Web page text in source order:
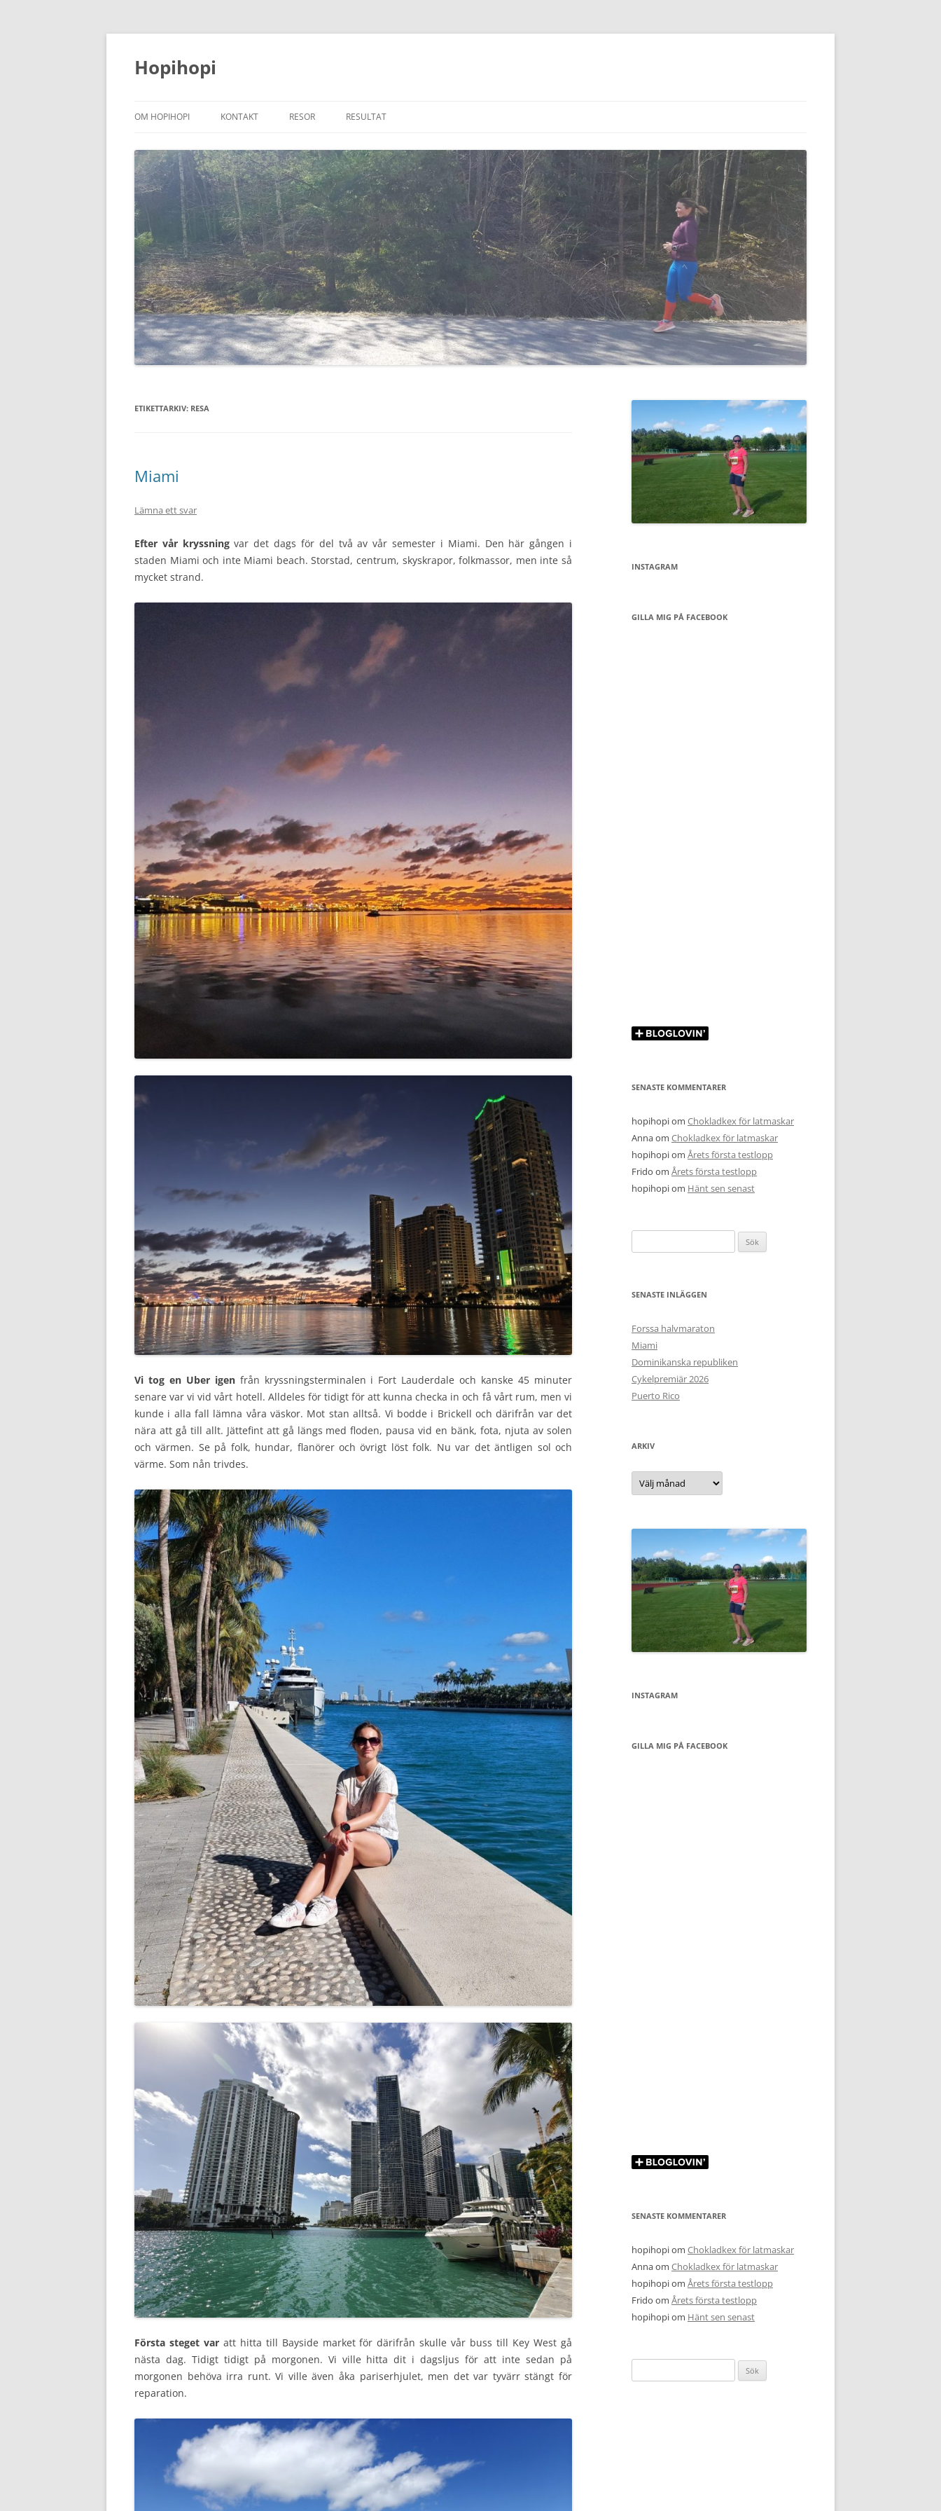
Hoppa
Hopihopi
OM HOPIHOPI KONTAKT RESOR RESULTAT
ETIKETTARKIV: RESA
Miami
Lämna ett svar
Efter vår kryssningvar det dags för del två av vår semester i Miami. Den här gången i
staden Miami och inte Miami beach. Storstad, centrum, skyskrapor, folkmassor, men inte så
mycket strand.
Vi tog en Uber igenfrån kryssningsterminalen i Fort Lauderdale och kanske 45 minuter
senare var vi vid vårt hotell. Alldeles för tidigt för att kunna checka in och få vårt rum, men vi
kunde i alla fall lämna våra väskor. Mot stan alltså. Vi bodde i Brickell och därifrån var det
nära att gå till allt. Jättefint att gå längs med floden, pausa vid en bänk, fota, njuta av solen
och värmen. Se på folk, hundar, flanörer och övrigt löst folk. Nu var det äntligen sol och
värme. Som nån trivdes.
Första steget varatt hitta till Bayside market för därifrån skulle vår buss till Key West gå
nästa dag. Tidigt tidigt på morgonen. Vi ville hitta dit i dagsljus för att inte sedan på
morgonen behöva irra runt. Vi ville även åka pariserhjulet, men det var tyvärr stängt för
reparation.
INSTAGRAM
GILLA MIG PÅ FACEBOOK
SENASTE KOMMENTARER
hopihopiom Chokladkex för latmaskar
Annaom Chokladkex för latmaskar
hopihopiom Årets första testlopp
Frido om Årets första testlopp
hopihopiom Hänt sen senast
efter:
SENASTE INLÄGGEN
Forssa halvmaraton
Miami
Dominikanska republiken
Cykelpremiär 2026
Puerto Rico
ARKIV
Arkiv
INSTAGRAM
GILLA MIG PÅ FACEBOOK
SENASTE KOMMENTARER
hopihopiom Chokladkex för latmaskar
Annaom Chokladkex för latmaskar
hopihopiom Årets första testlopp
Frido om Årets första testlopp
hopihopiom Hänt sen senast
efter: